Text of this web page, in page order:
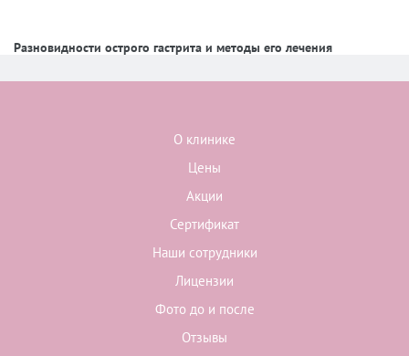
Разновидности острого гастрита и методы его лечения
О клинике
Цены
Акции
Сертификат
Наши сотрудники
Лицензии
Фото до и после
Отзывы